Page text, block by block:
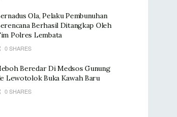
Ola, Pelaku Pembunuhan
Berhasil Ditangkap Oleh
Polres Lembata
0 SHARES
Beredar Di Medsos Gunung
Lewotolok Buka Kawah Baru
0 SHARES